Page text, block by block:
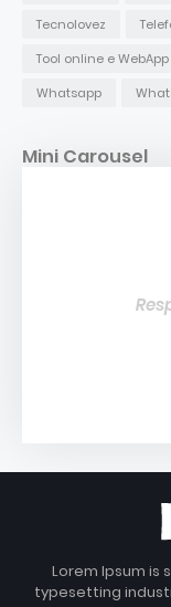
Tecnolovez
Tool online e WebApp
Whatsapp
Mini Carousel
Lorem Ipsum is
typesetting